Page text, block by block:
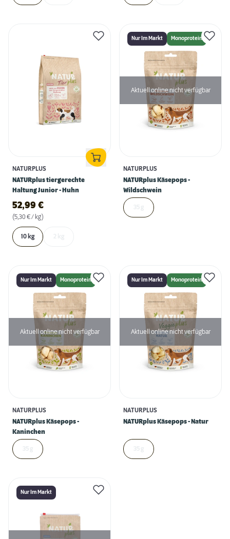
NATURPLUS
NATURplus tiergerechte
Haltung Junior - Huhn
52,99 €
(5,30 € / kg)
10 kg
Nur Im Markt Monoprotein
Aktuell online nicht verfügbar
NATURPLUS
NATURplus Käsepops -
Wildschwein
Nur Im Markt Monoprotein
Aktuell online nicht verfügbar
NATURPLUS
NATURplus Käsepops -
Kaninchen
Nur Im Markt Monoprotein
Aktuell online nicht verfügbar
NATURPLUS
NATURplus Käsepops - Natur
Nur Im Markt